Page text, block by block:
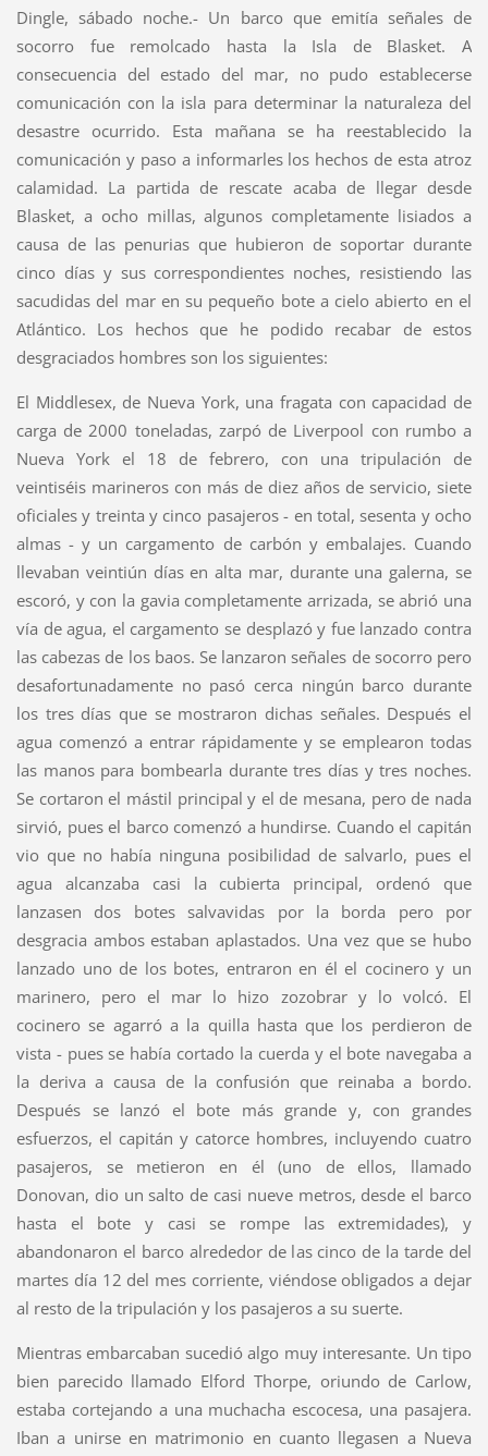
Dingle, sábado noche.- Un barco que emitía señales de
socorro fue remolcado hasta la Isla de Blasket. A
consecuencia del estado del mar, no pudo establecerse
comunicación con la isla para determinar la naturaleza del
desastre ocurrido. Esta mañana se ha reestablecido la
comunicación y paso a informarles los hechos de esta atroz
calamidad. La partida de rescate acaba de llegar desde
Blasket, a ocho millas, algunos completamente lisiados a
causa de las penurias que hubieron de soportar durante
cinco días y sus correspondientes noches, resistiendo las
sacudidas del mar en su pequeño bote a cielo abierto en el
Atlántico. Los hechos que he podido recabar de estos
desgraciados hombres son los siguientes:
El Middlesex, de Nueva York, una fragata con capacidad de
carga de 2000 toneladas, zarpó de Liverpool con rumbo a
Nueva York el 18 de febrero, con una tripulación de
veintiséis marineros con más de diez años de servicio, siete
oficiales y treinta y cinco pasajeros - en total, sesenta y ocho
almas - y un cargamento de carbón y embalajes. Cuando
llevaban veintiún días en alta mar, durante una galerna, se
escoró, y con la gavia completamente arrizada, se abrió una
vía de agua, el cargamento se desplazó y fue lanzado contra
las cabezas de los baos. Se lanzaron señales de socorro pero
desafortunadamente no pasó cerca ningún barco durante
los tres días que se mostraron dichas señales. Después el
agua comenzó a entrar rápidamente y se emplearon todas
las manos para bombearla durante tres días y tres noches.
Se cortaron el mástil principal y el de mesana, pero de nada
sirvió, pues el barco comenzó a hundirse. Cuando el capitán
vio que no había ninguna posibilidad de salvarlo, pues el
agua alcanzaba casi la cubierta principal, ordenó que
lanzasen dos botes salvavidas por la borda pero por
desgracia ambos estaban aplastados. Una vez que se hubo
lanzado uno de los botes, entraron en él el cocinero y un
marinero, pero el mar lo hizo zozobrar y lo volcó. El
cocinero se agarró a la quilla hasta que los perdieron de
vista - pues se había cortado la cuerda y el bote navegaba a
la deriva a causa de la confusión que reinaba a bordo.
Después se lanzó el bote más grande y, con grandes
esfuerzos, el capitán y catorce hombres, incluyendo cuatro
pasajeros, se metieron en él (uno de ellos, llamado
Donovan, dio un salto de casi nueve metros, desde el barco
hasta el bote y casi se rompe las extremidades), y
abandonaron el barco alrededor de las cinco de la tarde del
martes día 12 del mes corriente, viéndose obligados a dejar
al resto de la tripulación y los pasajeros a su suerte.
Mientras embarcaban sucedió algo muy interesante. Un tipo
bien parecido llamado Elford Thorpe, oriundo de Carlow,
estaba cortejando a una muchacha escocesa, una pasajera.
Iban a unirse en matrimonio en cuanto llegasen a Nueva